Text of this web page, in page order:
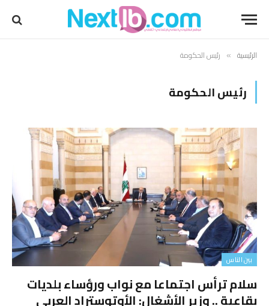
الرئيسية » رئيس الحكومة
رئيس الحكومة
بين الناس
سلام ترأس اجتماعا مع نواب ورؤساء بلديات
بقاعية .. وزير الأشغال: الأوتوستراد العربي